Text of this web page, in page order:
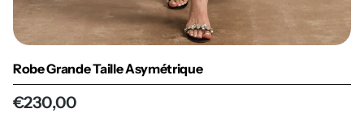
Robe Grande Taille Asymétrique
€230,00